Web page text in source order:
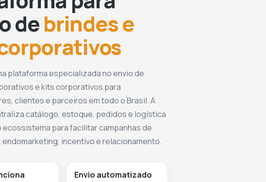
debrindes e
plataforma especializada no envio de
e kits corporativos para
clientes e parceiros em todo o Brasil. A
catálogo, estoque, pedidos e logística
ecossistema para facilitar campanhas de
incentivo e relacionamento.
Envio automatizado